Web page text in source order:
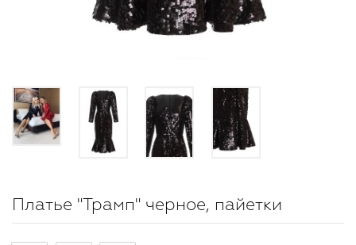
Платье "Трамп" черное, пайетки